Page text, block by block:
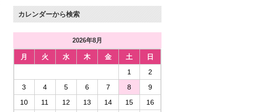
カレンダーから検索
2026年8月
月 火 水 木 金 土
日
1
2
3
4 5 6 7 8
9
10
11 12 13 14 15
16